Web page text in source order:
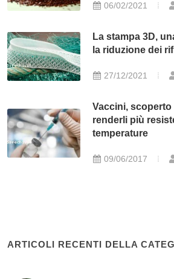
06/02/2021
La stampa 3D,
la riduzione dei
27/12/2021
Vaccini,
renderli più
temperature
09/06/2017
ARTICOLI RECENTI DELLA